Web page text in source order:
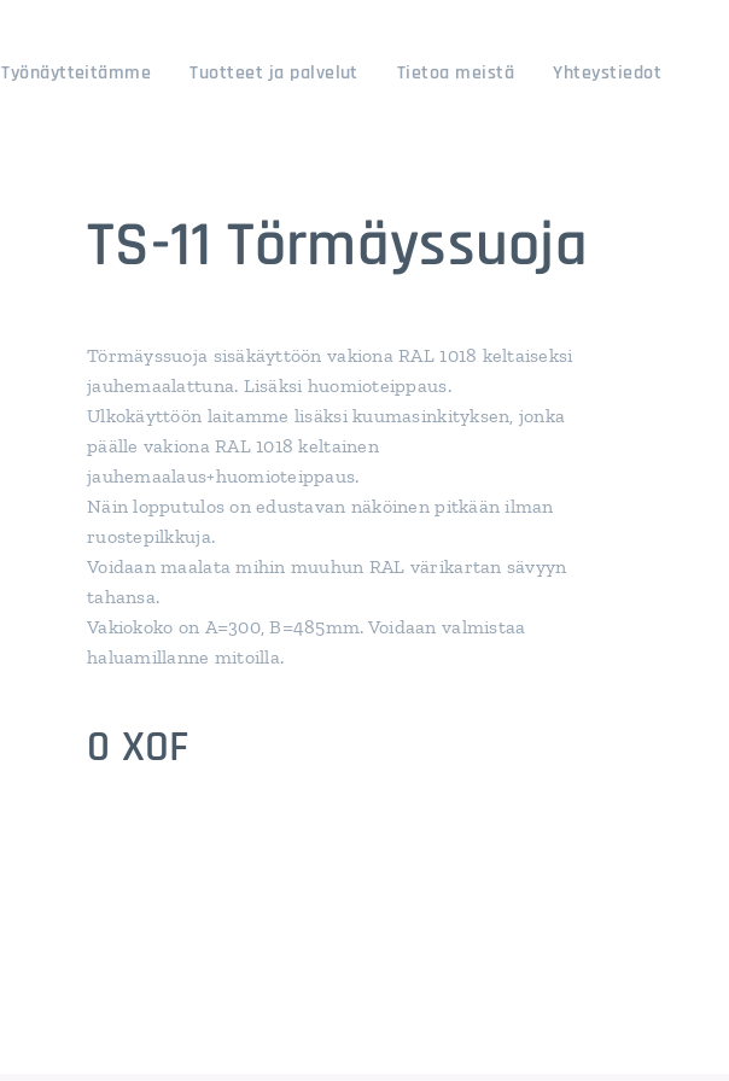
Työnäytteitämme Tuotteet ja palvelut Tietoa meistä Yhteystiedot
TS-11 Törmäyssuoja
Törmäyssuoja sisäkäyttöön vakiona RAL 1018 keltaiseksi
jauhemaalattuna. Lisäksi huomioteippaus.
Ulkokäyttöön laitamme lisäksi kuumasinkityksen, jonka
päälle vakiona RAL 1018 keltainen
jauhemaalaus+huomioteippaus.
Näin lopputulos on edustavan näköinen pitkään ilman
ruostepilkkuja.
Voidaan maalata mihin muuhun RAL värikartan sävyyn
tahansa.
Vakiokoko on A=300, B=485mm. Voidaan valmistaa
haluamillanne mitoilla.
0 XOF